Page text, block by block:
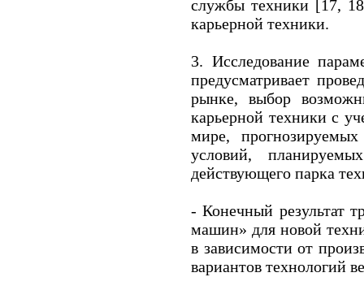
службы техники [17,
карьерной техники.
3. Исследование
предусматривает
рынке, выбор
карьерной техники с
мире, прогнозируемых
условий,
действующего парка
- Конечный результат
машин» для новой
в зависимости от
вариантов технологий